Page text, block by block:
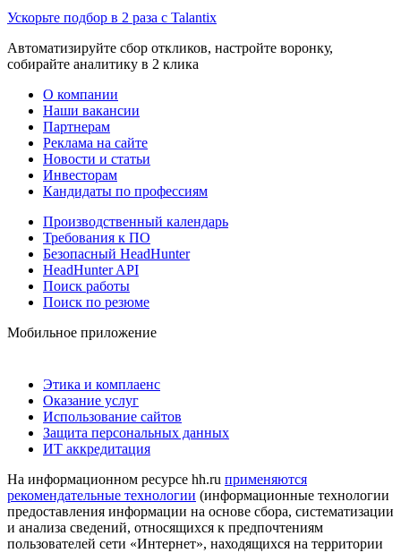
Ускорьте подбор в 2 раза с Talantix
Автоматизируйте сбор откликов, настройте воронку,
собирайте аналитику в 2 клика
О компании
Наши вакансии
Партнерам
Реклама на сайте
Новости и статьи
Инвесторам
Кандидаты по профессиям
Производственный календарь
Требования к ПО
Безопасный HeadHunter
HeadHunter API
Поиск работы
Поиск по резюме
Мобильное приложение
Этика и комплаенс
Оказание услуг
Использование сайтов
Защита персональных данных
ИТ аккредитация
На информационном ресурсе hh.ru применяются
рекомендательные технологии (информационные технологии
предоставления информации на основе сбора, систематизации
и анализа сведений, относящихся к предпочтениям
пользователей сети «Интернет», находящихся на территории